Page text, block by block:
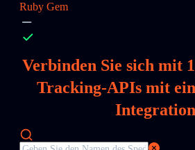
Ruby Gem
Verbinden Sie sich mit
Tracking-APIs mit
Integration